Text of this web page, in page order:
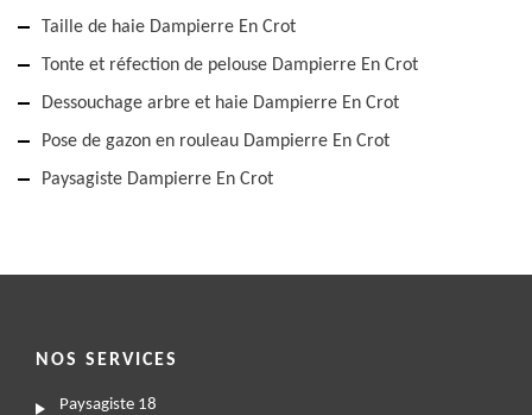
Taille de haie Dampierre En Crot
Tonte et réfection de pelouse Dampierre En Crot
Dessouchage arbre et haie Dampierre En Crot
Pose de gazon en rouleau Dampierre En Crot
Paysagiste Dampierre En Crot
NOS SERVICES
Paysagiste 18